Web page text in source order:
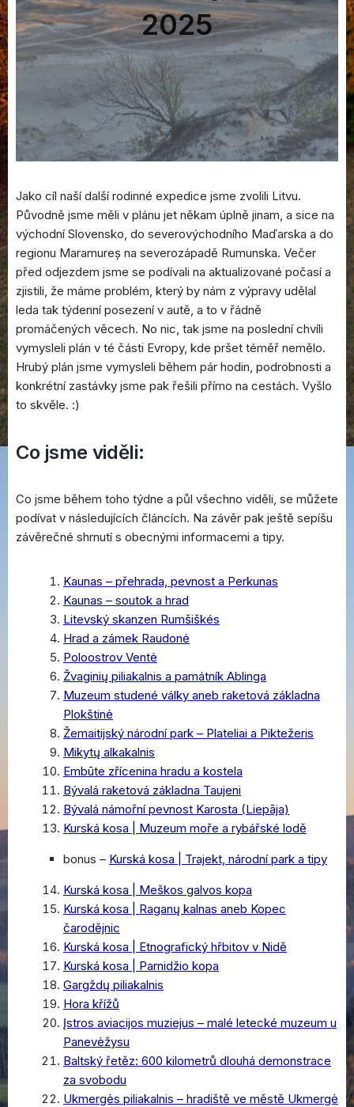
2025
Jako cíl naší další rodinné expedice jsme zvolili Litvu.
Původně jsme měli v plánu jet někam úplně jinam, a sice na
východní Slovensko, do severovýchodního Maďarska a do
regionu Maramureș na severozápadě Rumunska. Večer
před odjezdem jsme se podívali na aktualizované počasí a
zjistili, že máme problém, který by nám z výpravy udělal
leda tak týdenní posezení v autě, a to v řádně
promáčených věcech. No nic, tak jsme na poslední chvíli
vymysleli plán v té části Evropy, kde pršet téměř nemělo.
Hrubý plán jsme vymysleli během pár hodin, podrobnosti a
konkrétní zastávky jsme pak řešili přímo na cestách. Vyšlo
to skvěle. :)
Co jsme viděli:
Co jsme během toho týdne a půl všechno viděli, se můžete
podívat v následujících článcích. Na závěr pak ještě sepíšu
závěrečné shrnutí s obecnými informacemi a tipy.
Kaunas – přehrada, pevnost a Perkunas
Kaunas – soutok a hrad
Litevský skanzen Rumšiškés
Hrad a zámek Raudonė
Poloostrov Ventė
Žvaginių piliakalnis a památník Ablinga
Muzeum studené války aneb raketová základna
Plokštinė
Žemaitijský národní park – Plateliai a Piktežeris
Mikytų alkakalnis
Embūte zřícenina hradu a kostela
Bývalá raketová základna Taujeni
Bývalá námořní pevnost Karosta (Liepāja)
Kurská kosa | Muzeum moře a rybářské lodě
bonus – Kurská kosa | Trajekt, národní park a tipy
Kurská kosa | Meškos galvos kopa
Kurská kosa | Raganų kalnas aneb Kopec
čarodějnic
Kurská kosa | Etnografický hřbitov v Nidě
Kurská kosa | Parnidžio kopa
Gargždų piliakalnis
Hora křížů
Įstros aviacijos muziejus – malé letecké muzeum u
Panevėžysu
Baltský řetěz: 600 kilometrů dlouhá demonstrace
za svobodu
Ukmergės piliakalnis – hradiště ve městě Ukmergė